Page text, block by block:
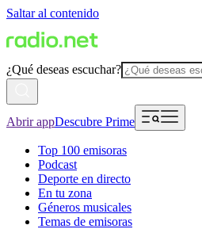
Saltar al contenido
¿Qué deseas escuchar?
Abrir appDescubre Prime
Top 100 emisoras
Podcast
Deporte en directo
En tu zona
Géneros musicales
Temas de emisoras